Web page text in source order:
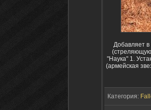
Добавляет
"Наука" 1.
(армейская
Категория: